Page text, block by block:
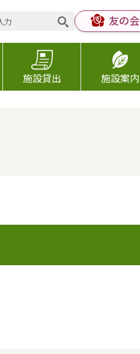
友の会
施設貸出 施設案内